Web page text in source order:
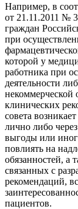
Например, в
от 21.11.2011 №
граждан
при
которой у
работника при
деятельности
некоммерческой
клинических
совета
лично либо
выгоды или
повлиять на
обязанностей, а
связанных с
рекомендаций,
пациентов.